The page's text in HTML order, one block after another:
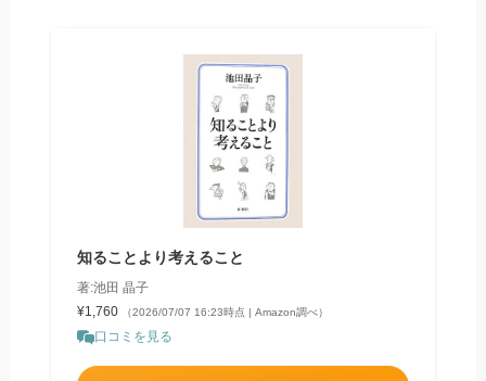
知ることより考えること
著:池田 晶子
¥1,760
（2026/07/07 16:23時点 | Amazon調べ）
口コミを見る